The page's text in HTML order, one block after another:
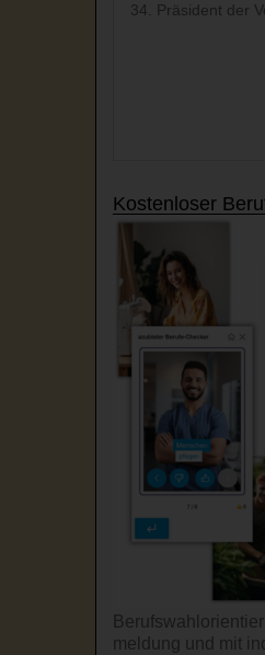
34. Präsident der
Kostenloser
mel­dung und mit